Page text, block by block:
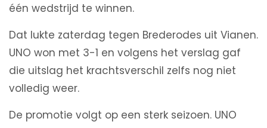
één wedstrijd te winnen.
Dat lukte zaterdag tegen Brederodes uit Vianen.
UNO won met 3-1 en volgens het verslag gaf
die uitslag het krachtsverschil zelfs nog niet
volledig weer.
De promotie volgt op een sterk seizoen. UNO